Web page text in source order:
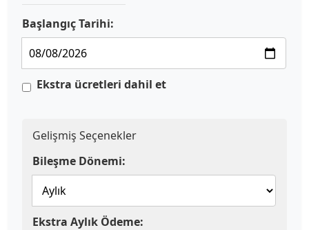
Başlangıç Tarihi:
Ekstra ücretleri dahil et
Gelişmiş Seçenekler
Bileşme Dönemi:
Ekstra Aylık Ödeme: